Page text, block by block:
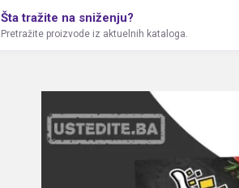
Šta tražite na sniženju?
Pretražite proizvode iz aktuelnih kataloga.